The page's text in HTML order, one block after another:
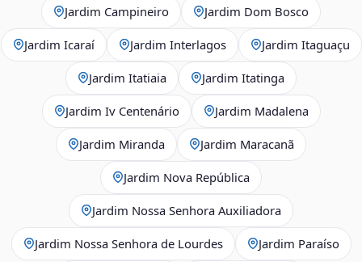
Jardim Campineiro Jardim Dom Bosco
Jardim Icaraí Jardim Interlagos Jardim Itaguaçu
Jardim Itatiaia Jardim Itatinga
Jardim Iv Centenário Jardim Madalena
Jardim Miranda Jardim Maracanã
Jardim Nova República
Jardim Nossa Senhora Auxiliadora
Jardim Nossa Senhora de Lourdes Jardim Paraíso